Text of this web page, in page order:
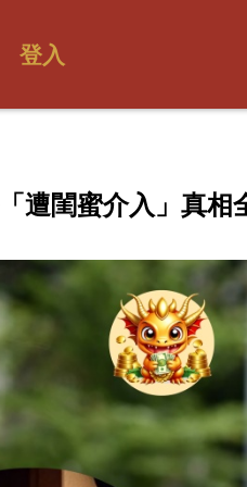
登入
遭閨蜜介入」真相